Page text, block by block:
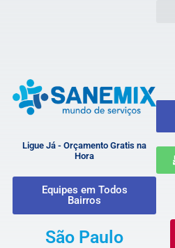
Ligue Já - Orçamento Gratis na
Hora
Equipes em Todos
Bairros
São Paulo